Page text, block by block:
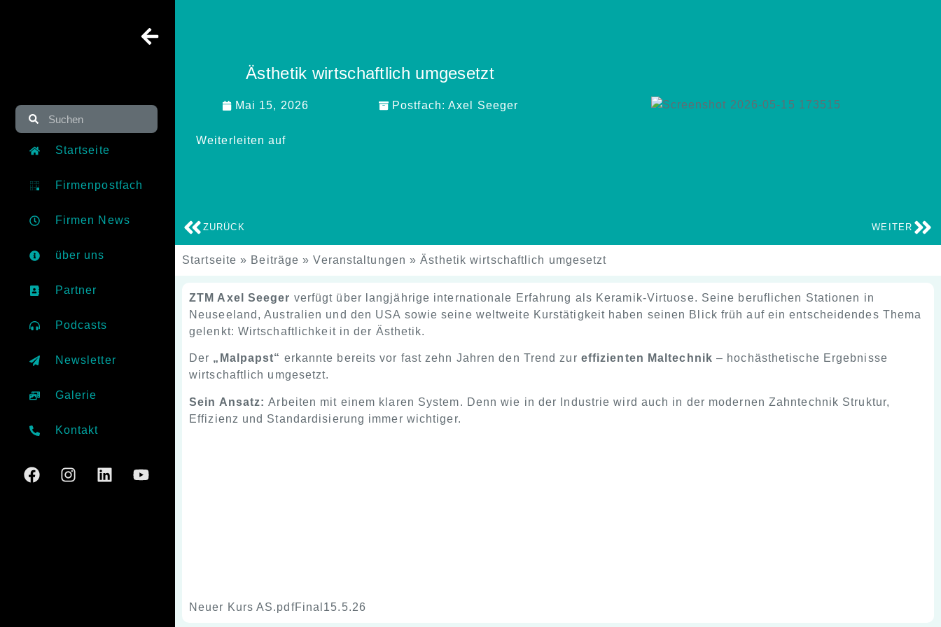
Startseite
Firmenpostfach
Firmen News
über uns
Partner
Podcasts
Newsletter
Galerie
Kontakt
Ästhetik wirtschaftlich umgesetzt
Mai 15, 2026 Postfach: Axel Seeger
Weiterleiten auf
ZURÜCK WEITER
Startseite » Beiträge »Veranstaltungen »Ästhetik wirtschaftlich umgesetzt
ZTM Axel Seeger verfügt über langjährige internationale Erfahrung als Keramik-Virtuose. Seine beruflichen Stationen in
Neuseeland, Australien und den USA sowie seine weltweite Kurstätigkeit haben seinen Blick früh auf ein entscheidendes Thema
gelenkt: Wirtschaftlichkeit in der Ästhetik.
Der „ Malpapst“ erkannte bereits vor fast zehn Jahren den Trend zur effizienten Maltechnik– hochästhetische Ergebnisse
wirtschaftlich umgesetzt.
Sein Ansatz:Arbeiten mit einem klaren System. Denn wie in der Industrie wird auch in der modernen Zahntechnik Struktur,
Effizienz und Standardisierung immer wichtiger.
Neuer Kurs AS.pdfFinal15.5.26